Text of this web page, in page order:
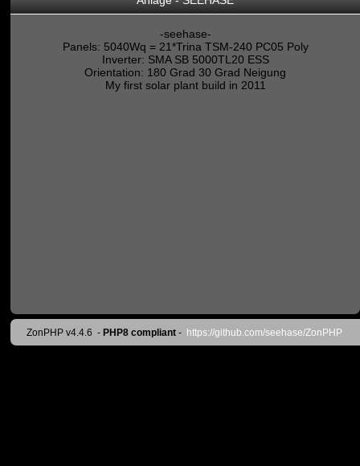
-seehase-
Panels: 5040Wq = 21*Trina TSM-240 PC05 Poly
Inverter: SMA SB 5000TL20 ESS
Orientation: 180 Grad 30 Grad Neigung
My first solar plant build in 2011
ZonPHP v4.4.6 - PHP8 compliant - https://github.com/seehase/ZonPHP